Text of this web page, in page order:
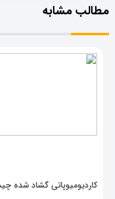
مطالب مشابه
کاردیومیوپاتی گشاد شده